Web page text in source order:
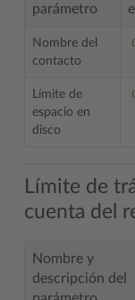
parámetro
Nombre del
contacto
Límite de
espacio en
disco
Límite de
cuenta del
Nombre y
descripción del